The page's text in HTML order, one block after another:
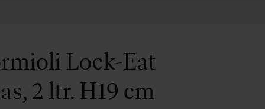
Lock-Eat
2 ltr. H19 cm